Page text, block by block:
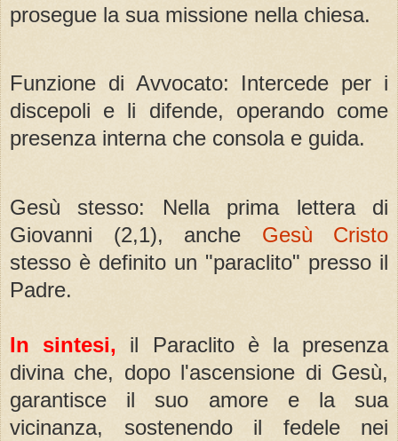
prosegue la sua missione nella chiesa.
Funzione di Avvocato: Intercede per i
discepoli e li difende, operando come
presenza interna che consola e guida.
Gesù stesso: Nella prima lettera di
Giovanni (2,1), anche Gesù Cristo
stesso è definito un "paraclito" presso il
Padre.
In sintesi, il Paraclito è la presenza
divina che, dopo l'ascensione di Gesù,
garantisce il suo amore e la sua
vicinanza, sostenendo il fedele nei